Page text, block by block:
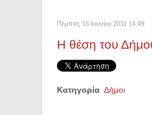
Πέμπτη, 16 Ιουνίου 2011 14:49
Η θέση του Δήμου
Κατηγορία Δήμοι